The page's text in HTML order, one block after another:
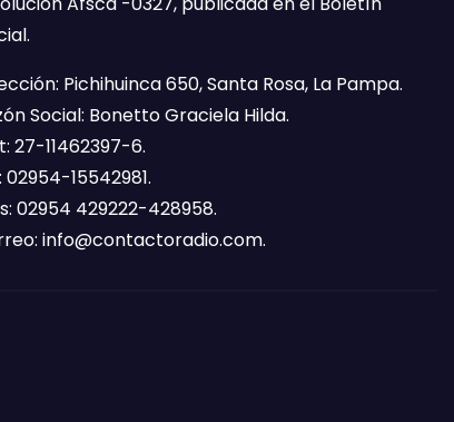
Pichihuinca 650, Santa Rosa, La Pampa.
Social: Bonetto Graciela Hilda.
27-11462397-6.
02954-15542981.
02954 429222-428958.
info@contactoradio.com.